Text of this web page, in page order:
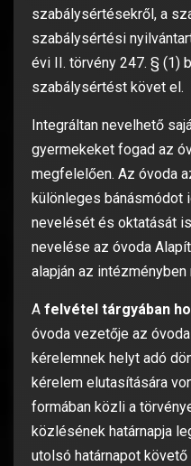
szabálysértésekről, a
szabálysértési
évi II. törvény 247. § (1)
szabálysértést követ el.
Integráltan nevelhető
gyermekeket fogad az
megfelelően. Az óvoda
különleges bánásmódot
nevelését és oktatását
nevelése az óvoda
alapján az intézményben
A felvétel tárgyában
óvoda vezetője az
kérelemnek helyt adó
kérelem elutasítására
formában közli a
közlésének határnapja
utolsó határnapot